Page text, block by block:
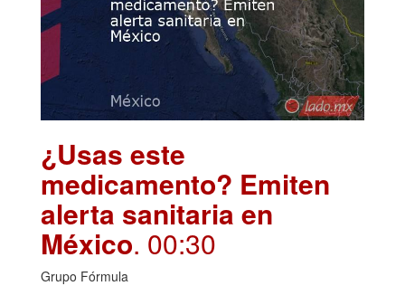
¿Usas este
medicamento? Emiten
alerta sanitaria en
México. 00:30
Grupo Fórmula